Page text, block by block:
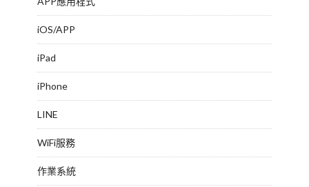
iOS/APP
iPad
iPhone
LINE
WiFi服務
作業系統